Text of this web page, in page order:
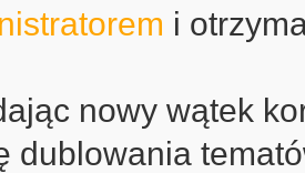
i
nowy wątek
dublowania